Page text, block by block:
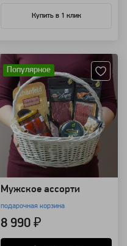
Купить в 1 клик
Популярное
Мужское ассорти
подарочная корзина
8 990 ₽